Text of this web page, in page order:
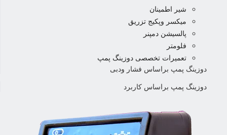
شیر اطمینان
میکسر وپکیج تزریق
پالسیشن دمپنر
فلومتر
تعمیرات تخصصی دوزینگ پمپ
دوزینگ پمپ براساس فشار ودبی
دوزینگ پمپ براساس کاربرد